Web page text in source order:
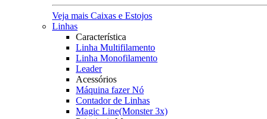
Veja mais Caixas e Estojos
Linhas
Característica
Linha Multifilamento
Linha Monofilamento
Leader
Acessórios
Máquina fazer Nó
Contador de Linhas
Magic Line(Monster 3x)